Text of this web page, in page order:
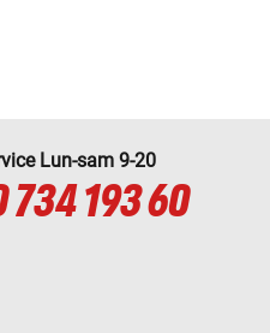
Lun-sam 9-20
193 60